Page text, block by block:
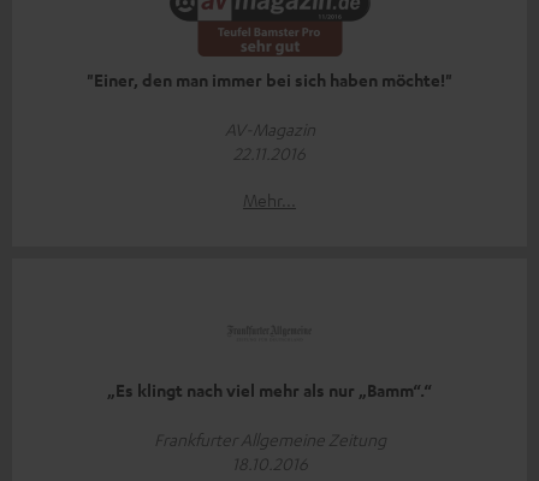
"Einer, den man immer bei sich haben möchte!"
AV-Magazin
22.11.2016
Mehr...
„Es klingt nach viel mehr als nur „Bamm“.“
Frankfurter Allgemeine Zeitung
18.10.2016